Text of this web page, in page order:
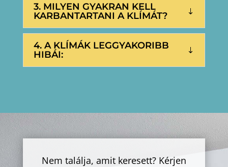
3. MILYEN GYAKRAN KELL
KARBANTARTANI A KLÍMÁT?
4. A KLÍMÁK LEGGYAKORIBB
HIBÁI:
Nem találja, amit keresett? Kérjen